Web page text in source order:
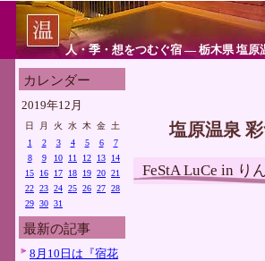
人・季・想をつむぐ宿 ― 栃木県 塩原
カレンダー
2019年12月
日 月 火 水 木 金
土
1
2 3 4 5 6
7
8
9 10 11 12 13
14
15
16 17 18 19 20 21
22 23 24 25 26 27 28
29 30 31
最新の記事
8月10日は『宿花
塩原温泉
FeStA LuCe in り